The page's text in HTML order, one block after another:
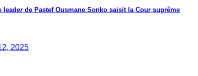
leader de Pastef Ousmane Sonko saisit la Cour suprême
2025